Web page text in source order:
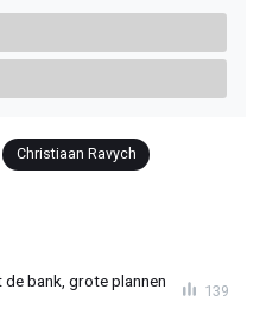
Christiaan Ravych
de bank, grote plannen
139